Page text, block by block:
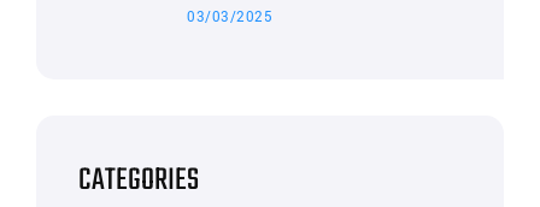
03/03/2025
CATEGORIES